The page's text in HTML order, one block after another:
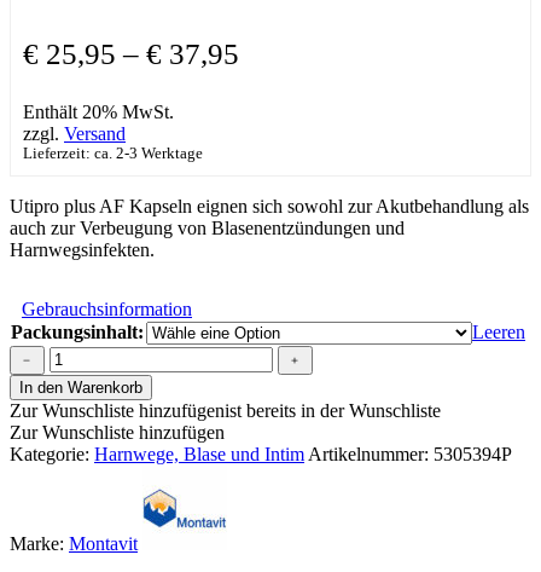
€ 25,95 – € 37,95
Enthält 20% MwSt.
zzgl. Versand
Lieferzeit: ca. 2-3 Werktage
Utipro plus AF Kapseln eignen sich sowohl zur Akutbehandlung als
auch zur Verbeugung von Blasenentzündungen und
Harnwegsinfekten.
Gebrauchsinformation
Packungsinhalt:
Leeren
Utipro
Plus
AF
Kapseln
Menge
﹣
﹢
In den Warenkorb
Zur Wunschliste hinzufügenist bereits in der Wunschliste
Zur Wunschliste hinzufügen
Kategorie: Harnwege, Blase und Intim Artikelnummer: 5305394P
Marke: Montavit